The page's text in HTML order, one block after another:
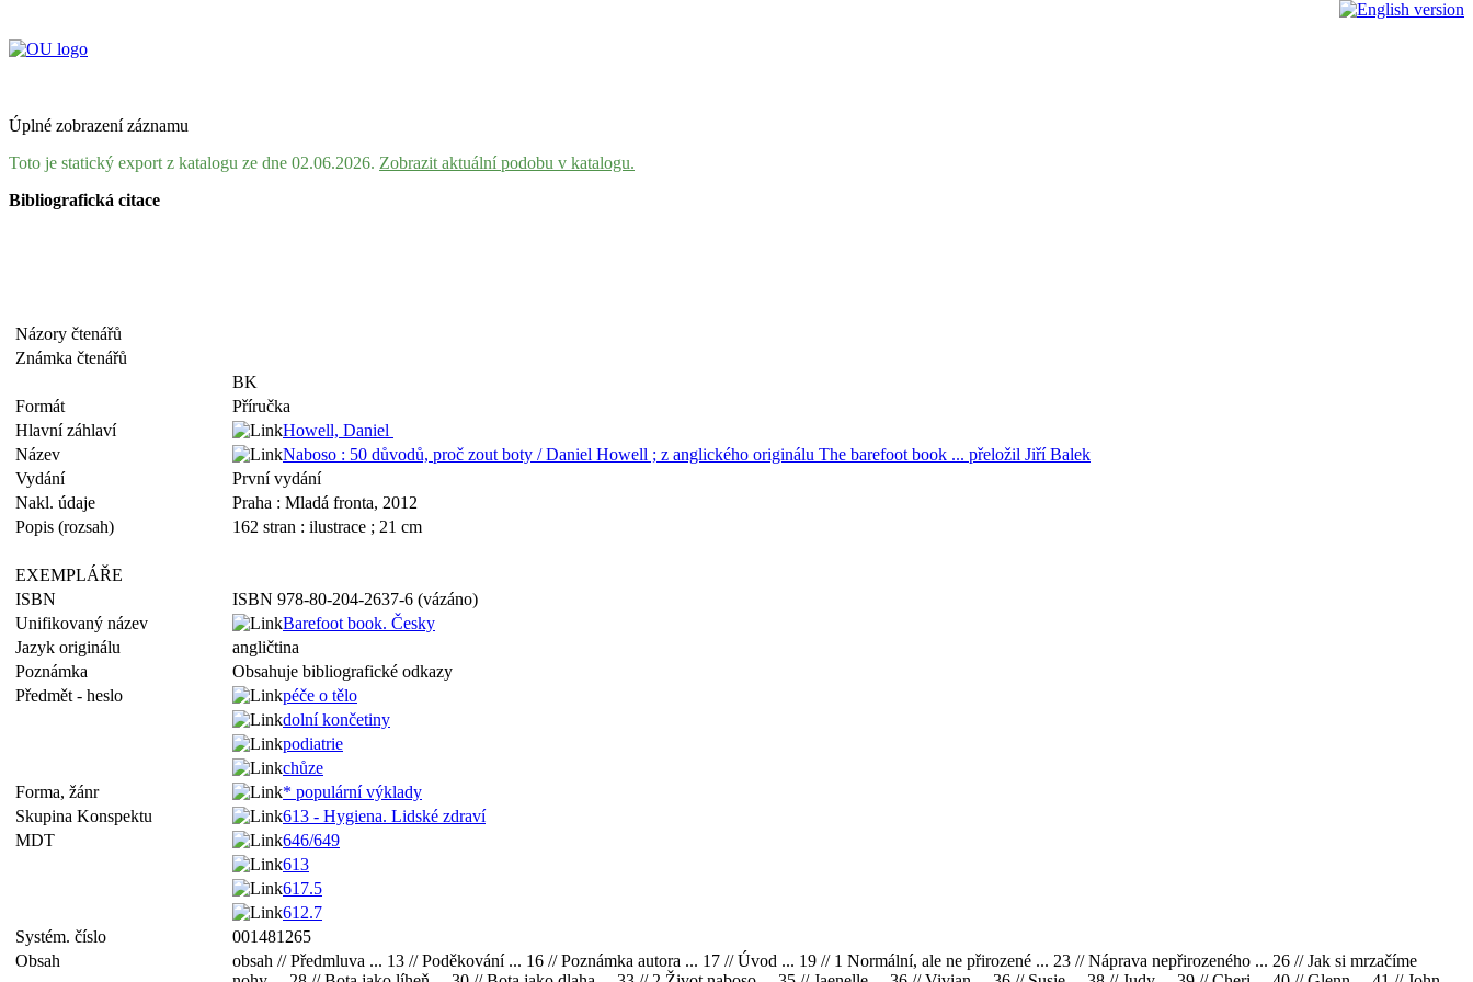
Úplné zobrazení záznamu
Toto je statický export z katalogu ze dne 02.06.2026. Zobrazit aktuální podobu v katalogu.
Bibliografická citace
Názory čtenářů
Známka čtenářů
BK
Formát
Příručka
Hlavní záhlaví
Howell, Daniel
Název
Naboso : 50 důvodů, proč zout boty / Daniel Howell ; z anglického originálu The barefoot book ... přeložil Jiří Balek
Vydání
První vydání
Nakl. údaje
Praha : Mladá fronta, 2012
Popis (rozsah)
162 stran : ilustrace ; 21 cm
EXEMPLÁŘE
ISBN
ISBN 978-80-204-2637-6 (vázáno)
Unifikovaný název
Barefoot book. Česky
Jazyk originálu
angličtina
Poznámka
Obsahuje bibliografické odkazy
Předmět - heslo
péče o tělo
dolní končetiny
podiatrie
chůze
Forma, žánr
* populární výklady
Skupina Konspektu
613 - Hygiena. Lidské zdraví
MDT
646/649
613
617.5
612.7
Systém. číslo
001481265
Obsah
obsah // Předmluva ... 13 // Poděkování ... 16 // Poznámka autora ... 17 // Úvod ... 19 // 1 Normální, ale ne přirozené ... 23 // Náprava nepřirozeného ... 26 // Jak si mrzačíme